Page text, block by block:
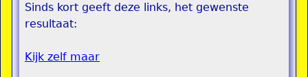
Sinds kort geeft deze links, het gewenste
resultaat:
Kijk zelf maar